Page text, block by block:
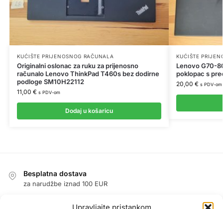
KUĆIŠTE PRIJENOSNOG RAČUNALA
Originalni oslonac za ruku za prijenosno
računalo Lenovo ThinkPad T460s bez dodirne
podloge SM10H22112
11,00 € s PDV-om
Dodaj u košaricu
KUĆIŠTE
Lenovo G70-
poklopac s
20,00 € s PDV-om
Besplatna dostava
za narudžbe iznad 100 EUR